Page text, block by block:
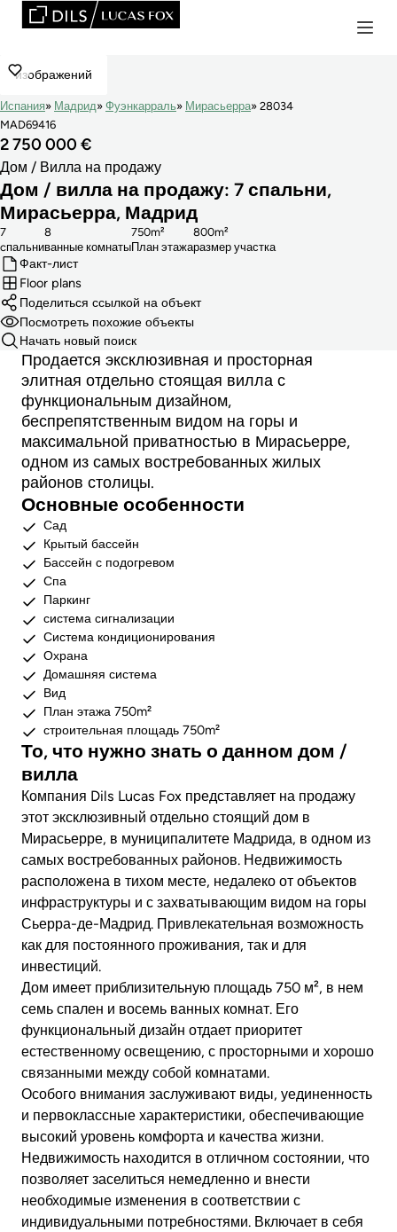
изображений
Испания Мадрид Фуэнкарраль Мирасьерра
28034
MAD69416
2 750 000 €
Дом / Вилла на продажу
Дом / вилла на продажу: 7 спальни,
Мирасьерра, Мадрид
cпальни
7
ванные комнаты
8
План этажа
750m²
размер участка
800m²
Факт-лист
Floor plans
Поделиться ссылкой на объект
Посмотреть похожие объекты
Начать новый поиск
Продается эксклюзивная и просторная
элитная отдельно стоящая вилла с
функциональным дизайном,
беспрепятственным видом на горы и
максимальной приватностью в Мирасьерре,
одном из самых востребованных жилых
районов столицы.
Основные особенности
Сад
Крытый бассейн
Бассейн с подогревом
Спа
Паркинг
система сигнализации
Система кондиционирования
Охрана
Домашняя система
Вид
План этажа 750m²
строительная площадь 750m²
То, что нужно знать о данном дом /
вилла
Компания Dils Lucas Fox представляет на продажу
этот эксклюзивный отдельно стоящий дом в
Мирасьерре, в муниципалитете Мадрида, в одном из
самых востребованных районов. Недвижимость
расположена в тихом месте, недалеко от объектов
инфраструктуры и с захватывающим видом на горы
Сьерра-де-Мадрид. Привлекательная возможность
как для постоянного проживания, так и для
инвестиций.
Дом имеет приблизительную площадь 750 м², в нем
семь спален и восемь ванных комнат. Его
функциональный дизайн отдает приоритет
естественному освещению, с просторными и хорошо
связанными между собой комнатами.
Особого внимания заслуживают виды, уединенность
и первоклассные характеристики, обеспечивающие
высокий уровень комфорта и качества жизни.
Недвижимость находится в отличном состоянии, что
позволяет заселиться немедленно и внести
необходимые изменения в соответствии с
индивидуальными потребностями. Включает в себя